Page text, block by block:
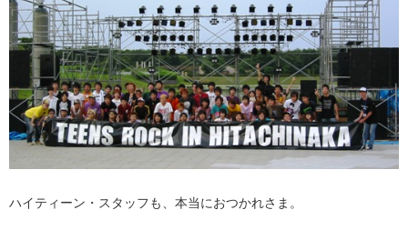
ハイティーン・スタッフも、本当におつかれさま。